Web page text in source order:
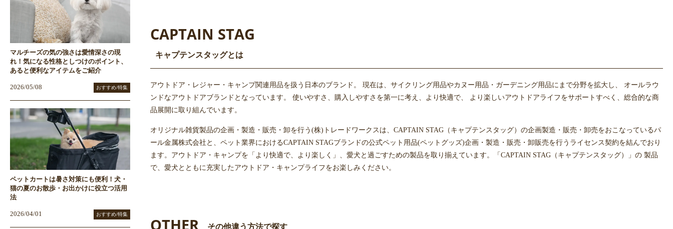
CAPTAIN STAG
キャプテンスタッグとは
アウトドア・レジャー・キャンプ関連用品を扱う日本のブランド。 現在は、サイクリング用品やカヌー用品・ガーデニング用品にまで分野を拡大し、 オールラウ
ンドなアウトドアブランドとなっています。 使いやすさ、購入しやすさを第一に考え、より快適で、 より楽しいアウトドアライフをサポートすべく、総合的な商
品展開に取り組んでいます。
オリジナル雑貨製品の企画・製造・販売・卸を行う(株)トレードワークスは、CAPTAIN STAG（キャプテンスタッグ）の企画製造・販売・卸売をおこなっているパ
ール金属株式会社と、ペット業界におけるCAPTAIN STAGブランドの公式ペット用品(ペットグッズ)企画・製造・販売・卸販売を行うライセンス契約を結んでおり
ます。アウトドア・キャンプを「より快適で、より楽しく」、愛犬と過ごすための製品を取り揃えています。「CAPTAIN STAG（キャプテンスタッグ）」の 製品
で、愛犬とともに充実したアウトドア・キャンプライフをお楽しみください。
OTHER その他違う方法で探す
マルチーズの気の強さは愛情深さの現
れ！気になる性格としつけのポイント、
あると便利なアイテムをご紹介
2026/05/08 おすすめ/特集
ペットカートは暑さ対策にも便利！犬・
猫の夏のお散歩・お出かけに役立つ活用
法
2026/04/01 おすすめ/特集